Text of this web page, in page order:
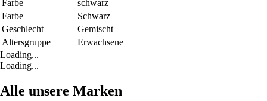
Farbe
schwarz
Farbe
Schwarz
Geschlecht
Gemischt
Altersgruppe
Erwachsene
Loading...
Loading...
Alle unsere Marken